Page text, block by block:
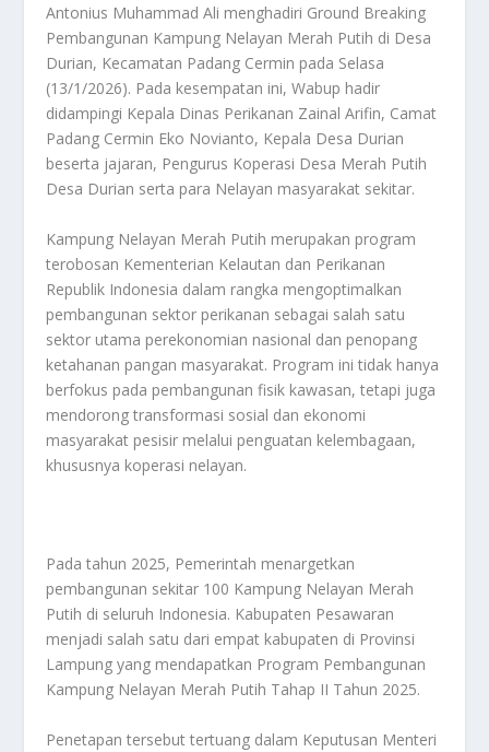
Antonius Muhammad Ali menghadiri Ground Breaking
Pembangunan Kampung Nelayan Merah Putih di Desa
Durian, Kecamatan Padang Cermin pada Selasa
(13/1/2026). Pada kesempatan ini, Wabup hadir
didampingi Kepala Dinas Perikanan Zainal Arifin, Camat
Padang Cermin Eko Novianto, Kepala Desa Durian
beserta jajaran, Pengurus Koperasi Desa Merah Putih
Desa Durian serta para Nelayan masyarakat sekitar.
Kampung Nelayan Merah Putih merupakan program
terobosan Kementerian Kelautan dan Perikanan
Republik Indonesia dalam rangka mengoptimalkan
pembangunan sektor perikanan sebagai salah satu
sektor utama perekonomian nasional dan penopang
ketahanan pangan masyarakat. Program ini tidak hanya
berfokus pada pembangunan fisik kawasan, tetapi juga
mendorong transformasi sosial dan ekonomi
masyarakat pesisir melalui penguatan kelembagaan,
khususnya koperasi nelayan.
Pada tahun 2025, Pemerintah menargetkan
pembangunan sekitar 100 Kampung Nelayan Merah
Putih di seluruh Indonesia. Kabupaten Pesawaran
menjadi salah satu dari empat kabupaten di Provinsi
Lampung yang mendapatkan Program Pembangunan
Kampung Nelayan Merah Putih Tahap II Tahun 2025.
Penetapan tersebut tertuang dalam Keputusan Menteri